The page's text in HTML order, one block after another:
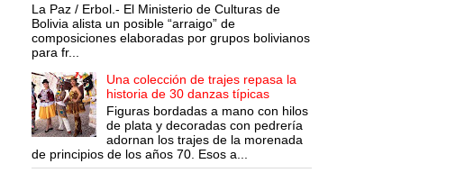
La Paz / Erbol.- El Ministerio de Culturas de
Bolivia alista un posible “arraigo” de
composiciones elaboradas por grupos bolivianos
para fr...
Una colección de trajes repasa la
historia de 30 danzas típicas
Figuras bordadas a mano con hilos
de plata y decoradas con pedrería
adornan los trajes de la morenada
de principios de los años 70. Esos a...